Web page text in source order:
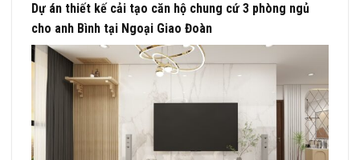
Dự án thiết kế cải tạo căn hộ chung cứ 3 phòng ngủ
cho anh Bình tại Ngoại Giao Đoàn